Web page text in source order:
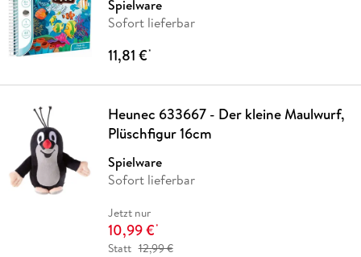
Spielware
Sofort lieferbar
11,81 €*
Heunec 633667 - Der kleine Maulwurf,
Plüschfigur 16cm
Spielware
Sofort lieferbar
Jetzt nur
10,99 €*
Statt 12,99 €